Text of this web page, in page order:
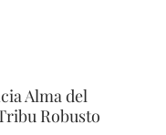
Alma del
Robusto